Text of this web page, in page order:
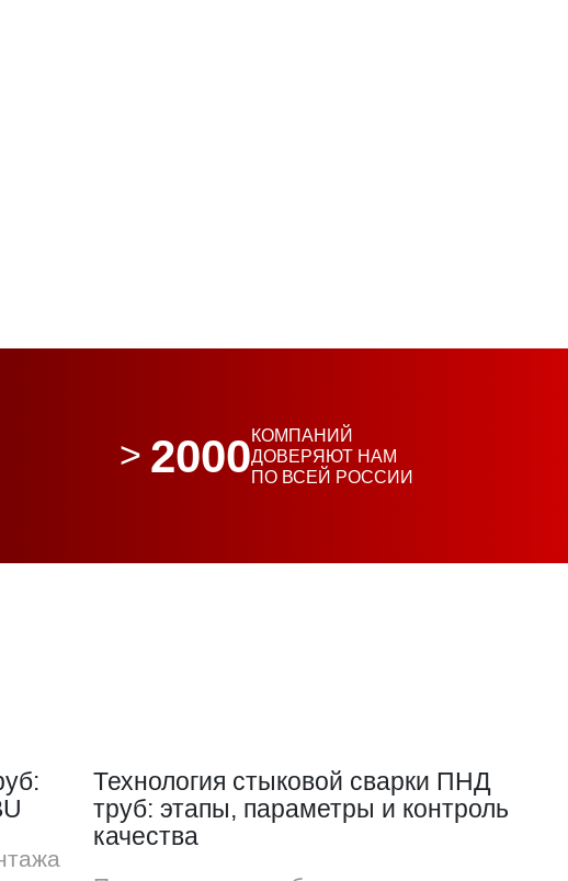
2000КОМПАНИЙ
ДОВЕРЯЮТ НАМ
ПО ВСЕЙ РОССИИ
Технология стыковой сварки ПНД
труб: этапы, параметры и контроль
качества